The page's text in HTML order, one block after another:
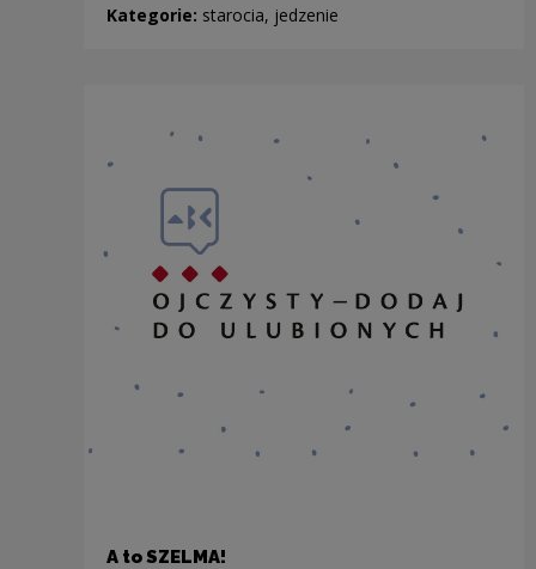
Kategorie: starocia, jedzenie
A to SZELMA!